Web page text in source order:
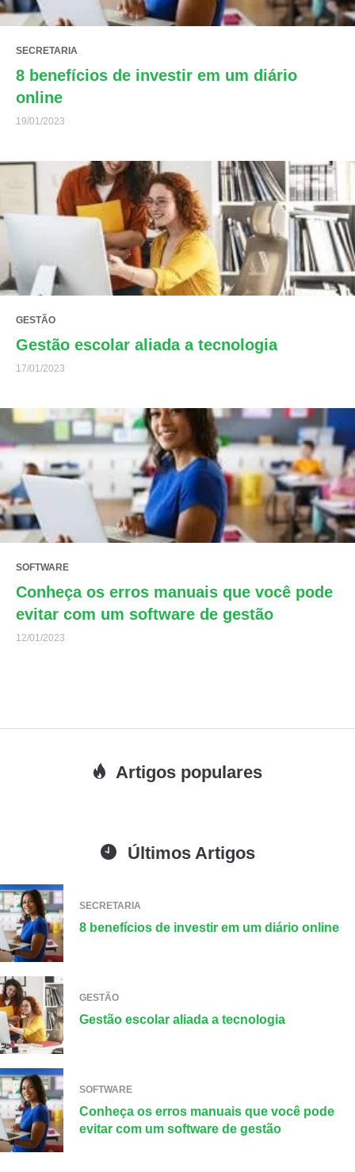
SECRETARIA
8 benefícios de investir em um diário
online
19/01/2023
GESTÃO
Gestão escolar aliada a tecnologia
17/01/2023
SOFTWARE
Conheça os erros manuais que você pode
evitar com um software de gestão
12/01/2023
Artigos populares
Últimos Artigos
SECRETARIA
8 benefícios de investir em um diário online
GESTÃO
Gestão escolar aliada a tecnologia
SOFTWARE
Conheça os erros manuais que você pode
evitar com um software de gestão